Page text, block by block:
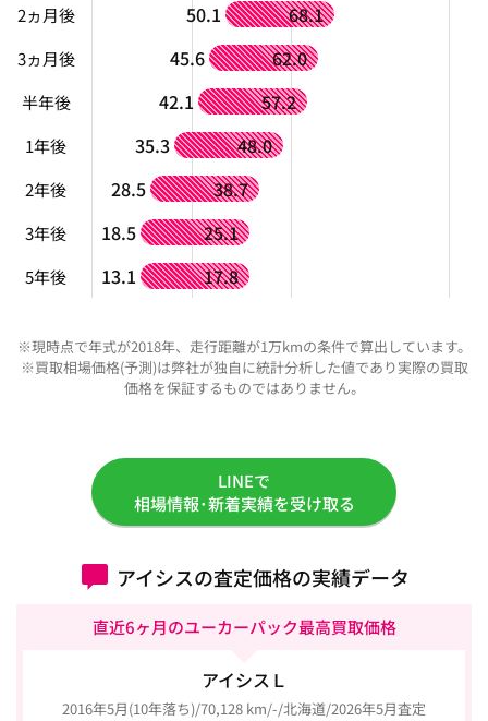
2ヵ月後 50.1 68.1
3ヵ月後 45.6 62.0
半年後 42.1 57.2
1年後 35.3 48.0
2年後 28.5 38.7
3年後 18.5 25.1
5年後 13.1 17.8
※現時点で年式が2018年、走行距離が1万kmの条件で算出しています。
※買取相場価格(予測)は弊社が独自に統計分析した値であり実際の買取
価格を保証するものではありません。
LINEで
相場情報･新着実績を受け取る
アイシスの査定価格の実績データ
直近6ヶ月のユーカーパック最高買取価格
アイシスＬ
2016年5月(10年落ち)/70,128 km/-/北海道/2026年5月査定